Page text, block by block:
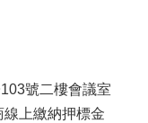
號二樓會議室
上繳納押標金